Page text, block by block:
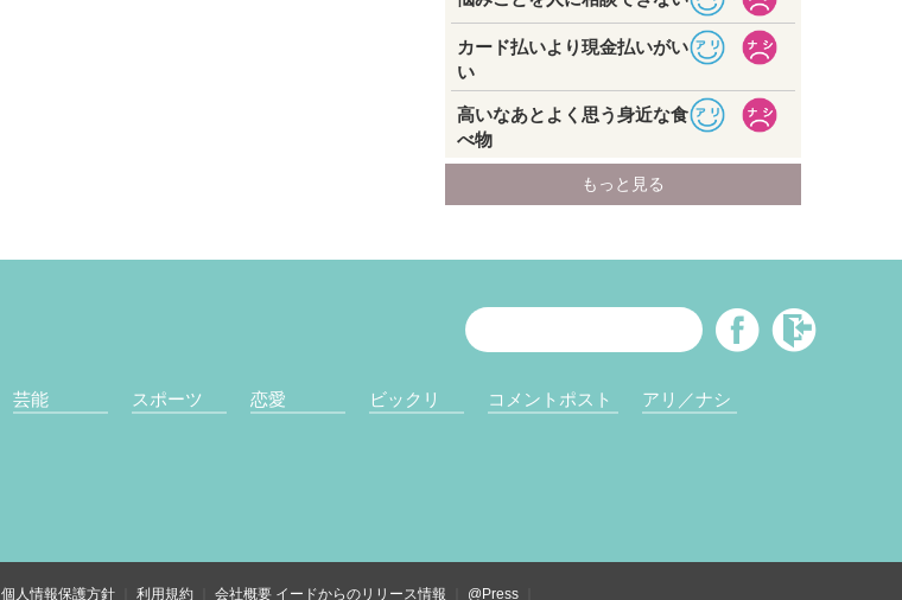
芸能 スポーツ 恋愛 ビックリ コメントポスト アリ／ナシ
個人情報保護方針 利用規約 会社概要 イードからのリリース情報 @Press